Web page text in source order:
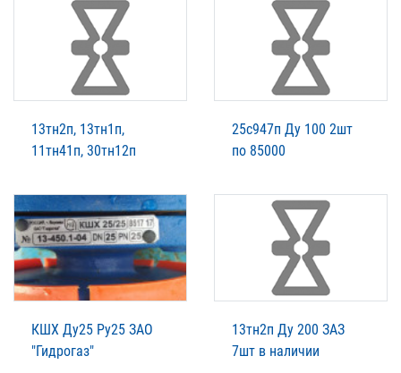
13тн2п, 13тн1п,
11тн41п, 30тн12п
25с947п Ду 100 2шт
по 85000
КШХ Ду25 Ру25 ЗАО
"Гидрогаз"
13тн2п Ду 200 ЗАЗ
7шт в наличии